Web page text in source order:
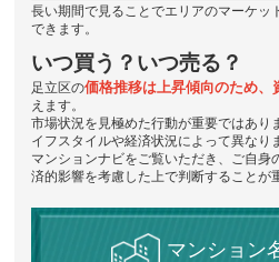
長い期間で見ることでエリアのマーケッ
できます。
いつ買う？いつ売る？
足立区の価格推移は上昇傾向のため、
えます。
市場状況を見極めた行動が重要ではあり
イフスタイルや経済状況によって異なり
マンションナビをご覧いただき、ご自身
済的影響を考慮した上で判断することが
マンション